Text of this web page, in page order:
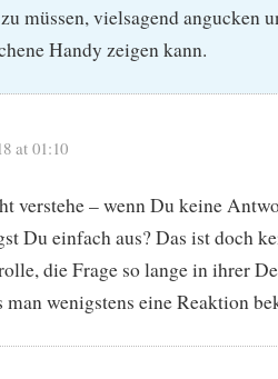
müssen, vielsagend angucken
Handy zeigen kann.
at 01:10
verstehe – wenn Du keine
Du einfach aus? Das ist doch
die Frage so lange in ihrer
man wenigstens eine Reaktion